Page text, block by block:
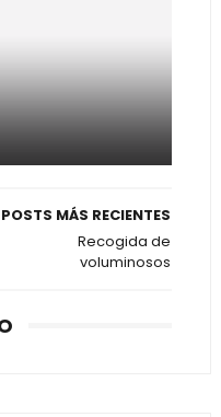
POSTS MÁS RECIENTES
Recogida de
voluminosos